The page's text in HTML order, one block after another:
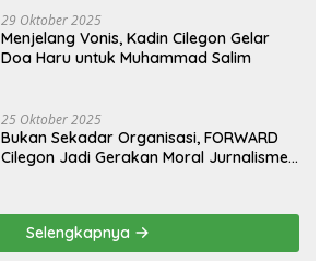
29 Oktober 2025
Menjelang Vonis, Kadin Cilegon Gelar
Doa Haru untuk Muhammad Salim
25 Oktober 2025
Bukan Sekadar Organisasi, FORWARD
Cilegon Jadi Gerakan Moral Jurnalisme
Selengkapnya